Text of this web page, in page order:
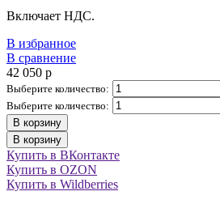
Включает НДС.
В избранное
В сравнение
42 050 p
Выберите количество:
Выберите количество:
В корзину
В корзину
Купить в ВКонтакте
Купить в OZON
Купить в Wildberries